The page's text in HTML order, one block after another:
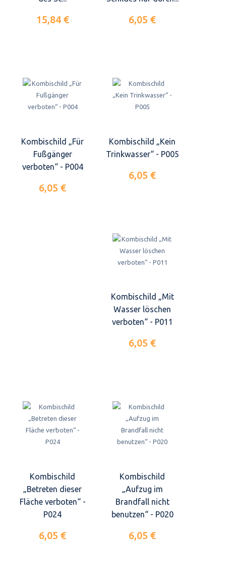
15,84 € 6,05 €
Kombischild „Für
Fußgänger
verboten“ - P004
6,05 €
Kombischild „Kein
Trinkwasser“ - P005
6,05 €
Kombischild „Mit
Wasser löschen
verboten“ - P011
6,05 €
Kombischild
„Betreten dieser
Fläche verboten“ -
P024
6,05 €
Kombischild
„Aufzug im
Brandfall nicht
benutzen“ - P020
6,05 €